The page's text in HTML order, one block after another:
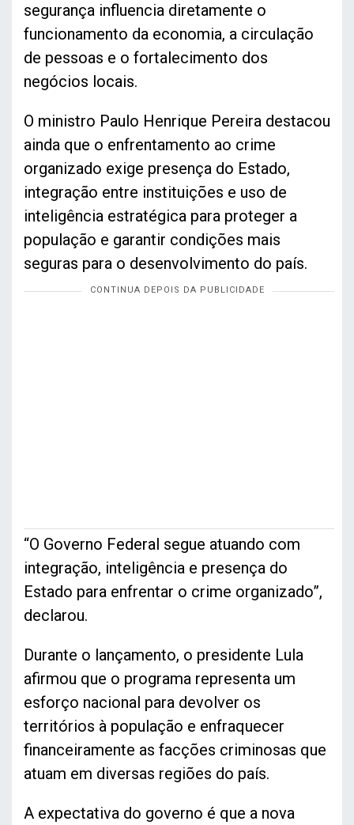
segurança influencia diretamente o
funcionamento da economia, a circulação
de pessoas e o fortalecimento dos
negócios locais.
O ministro Paulo Henrique Pereira destacou
ainda que o enfrentamento ao crime
organizado exige presença do Estado,
integração entre instituições e uso de
inteligência estratégica para proteger a
população e garantir condições mais
seguras para o desenvolvimento do país.
“O Governo Federal segue atuando com
integração, inteligência e presença do
Estado para enfrentar o crime organizado”,
declarou.
Durante o lançamento, o presidente Lula
afirmou que o programa representa um
esforço nacional para devolver os
territórios à população e enfraquecer
financeiramente as facções criminosas que
atuam em diversas regiões do país.
A expectativa do governo é que a nova